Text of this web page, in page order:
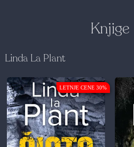
Knjige
Linda La Plant
LETNJE CENE 30%